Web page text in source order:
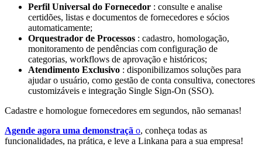
Perfil Universal do Fornecedor : consulte e analise
certidões, listas e documentos de fornecedores e sócios
automaticamente;
Orquestrador de Processos : cadastro, homologação,
monitoramento de pendências com configuração de
categorias, workflows de aprovação e históricos;
Atendimento Exclusivo : disponibilizamos soluções para
ajudar o usuário, como gestão de conta consultiva, conectores
customizáveis e integração Single Sign-On (SSO).
Cadastre e homologue fornecedores em segundos, não semanas!
Agende agora uma demonstraçã o, conheça todas as
funcionalidades, na prática, e leve a Linkana para a sua empresa!